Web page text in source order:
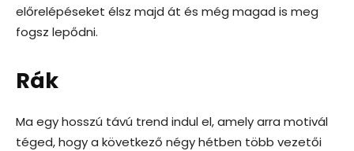
előrelépéseket élsz majd át és még magad is meg
fogsz lepődni.
Rák
Ma egy hosszú távú trend indul el, amely arra motivál
téged, hogy a következő négy hétben több vezetői